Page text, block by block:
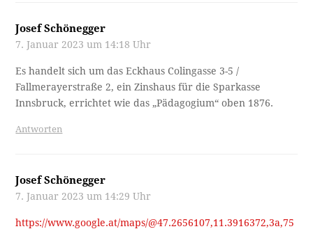
Josef Schönegger
7. Januar 2023 um 14:18 Uhr
Es handelt sich um das Eckhaus Colingasse 3-5 /
Fallmerayerstraße 2, ein Zinshaus für die Sparkasse
Innsbruck, errichtet wie das „Pädagogium“ oben 1876.
Antworten
Josef Schönegger
7. Januar 2023 um 14:29 Uhr
https://www.google.at/maps/@47.2656107,11.3916372,3a,75